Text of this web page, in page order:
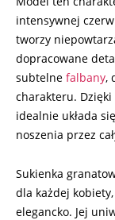
intensywnej
tworzy
dopracowane
subtelne falbany,
charakteru.
idealnie układa
noszenia przez
Sukienka
dla każdej
elegancko. Jej